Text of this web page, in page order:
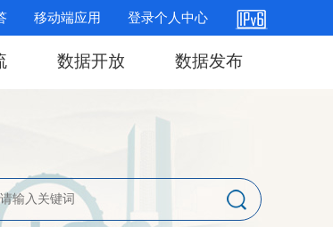
移动端应用 登录个人中心
数据开放 数据发布